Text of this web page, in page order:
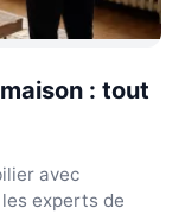
: tout
avec
experts de